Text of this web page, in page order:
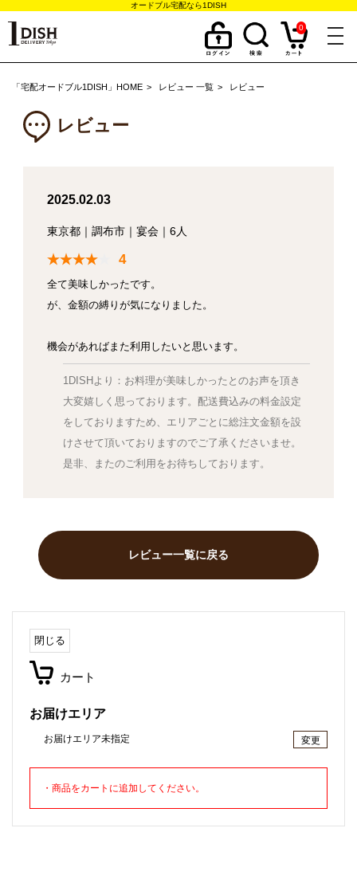
オードブル宅配なら1DISH
0
「宅配オードブル1DISH」HOME レビュー 一覧 レビュー
レビュー
2025.02.03
東京都｜ 調布市｜ 宴会｜ 6人
4
全て美味しかったです。
が、金額の縛りが気になりました。
機会があればまた利用したいと思います。
1DISHより：お料理が美味しかったとのお声を頂き
大変嬉しく思っております。配送費込みの料金設定
をしておりますため、エリアごとに総注文金額を設
けさせて頂いておりますのでご了承くださいませ。
是非、またのご利用をお待ちしております。
レビュー一覧に戻る
閉じる
カート
お届けエリア
お届けエリア未指定 変更
・商品をカートに追加してください。